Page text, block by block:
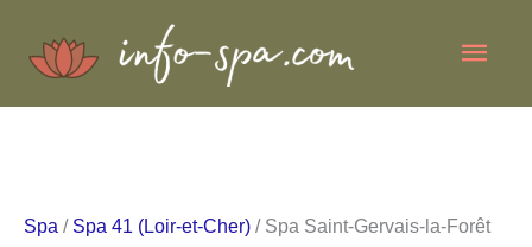
Spa / Spa 41 (Loir-et-Cher) / Spa Saint-Gervais-la-Forêt